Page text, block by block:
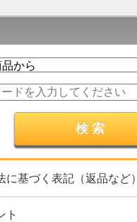
に基づく表記（返品など）
ト